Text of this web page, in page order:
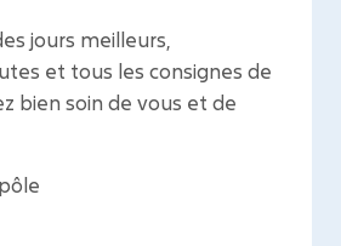
jours meilleurs,
et tous les consignes de
bien soin de vous et de